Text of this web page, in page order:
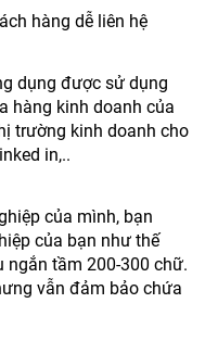
hàng dễ liên hệ
dụng được sử dụng
hàng kinh doanh của
trường kinh doanh cho
in,..
của mình, bạn
của bạn như thế
ngắn tầm 200-300 chữ.
vẫn đảm bảo chứa